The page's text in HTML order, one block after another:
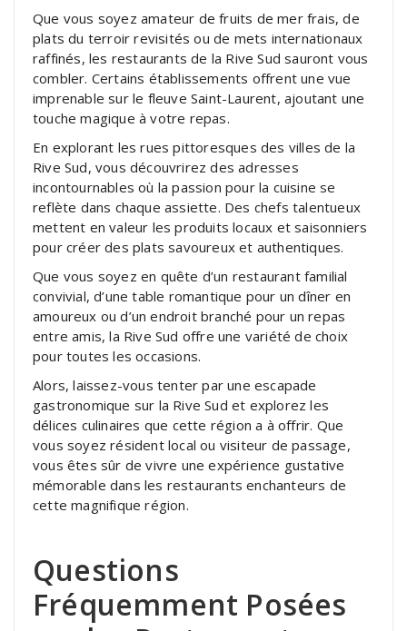
Que vous soyez amateur de fruits de mer frais, de
plats du terroir revisités ou de mets internationaux
raffinés, les restaurants de la Rive Sud sauront vous
combler. Certains établissements offrent une vue
imprenable sur le fleuve Saint-Laurent, ajoutant une
touche magique à votre repas.
En explorant les rues pittoresques des villes de la
Rive Sud, vous découvrirez des adresses
incontournables où la passion pour la cuisine se
reflète dans chaque assiette. Des chefs talentueux
mettent en valeur les produits locaux et saisonniers
pour créer des plats savoureux et authentiques.
Que vous soyez en quête d’un restaurant familial
convivial, d’une table romantique pour un dîner en
amoureux ou d’un endroit branché pour un repas
entre amis, la Rive Sud offre une variété de choix
pour toutes les occasions.
Alors, laissez-vous tenter par une escapade
gastronomique sur la Rive Sud et explorez les
délices culinaires que cette région a à offrir. Que
vous soyez résident local ou visiteur de passage,
vous êtes sûr de vivre une expérience gustative
mémorable dans les restaurants enchanteurs de
cette magnifique région.
Questions
Fréquemment Posées